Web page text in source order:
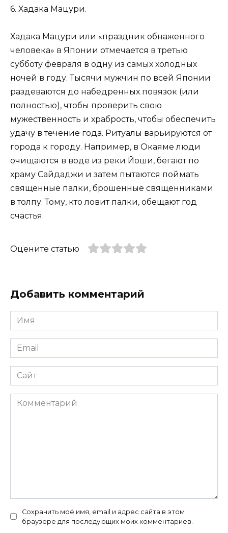
6. Хадака Мацури.
Хадака Мацури или «праздник обнаженного
человека» в Японии отмечается в третью
субботу февраля в одну из самых холодных
ночей в году. Тысячи мужчин по всей Японии
раздеваются до набедренных повязок (или
полностью), чтобы проверить свою
мужественность и храбрость, чтобы обеспечить
удачу в течение года. Ритуалы варьируются от
города к городу. Например, в Окаяме люди
очищаются в воде из реки Йоши, бегают по
храму Сайдаджи и затем пытаются поймать
священные палки, брошенные священниками
в толпу. Тому, кто ловит палки, обещают год
счастья.
Оцените статью
Добавить комментарий
Имя
*
Email
*
Сайт
Комментарий
Сохранить моё имя, email и адрес сайта в этом
браузере для последующих моих комментариев.